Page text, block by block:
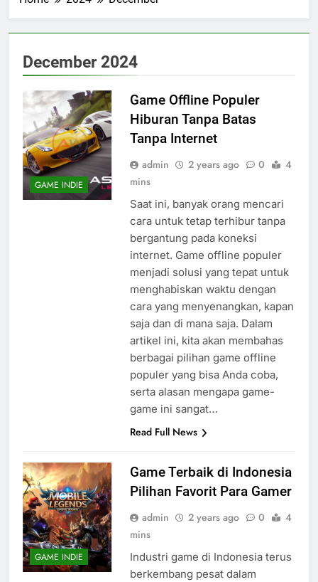
December 2024
GAME INDIE
Game Offline Populer
Hiburan Tanpa Batas
Tanpa Internet
admin 2 years ago 0
4
mins
Saat ini, banyak orang mencari
cara untuk tetap terhibur tanpa
bergantung pada koneksi
internet. Game offline populer
menjadi solusi yang tepat untuk
menghabiskan waktu dengan
cara yang menyenangkan, kapan
saja dan di mana saja. Dalam
artikel ini, kita akan membahas
berbagai pilihan game offline
populer yang bisa Anda coba,
serta alasan mengapa game-
game ini sangat…
Read Full News
GAME INDIE
Game Terbaik di Indonesia
Pilihan Favorit Para Gamer
admin 2 years ago 0
4
mins
Industri game di Indonesia terus
berkembang pesat dalam